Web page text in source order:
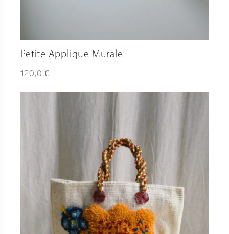
Petite Applique Murale
120,0 €